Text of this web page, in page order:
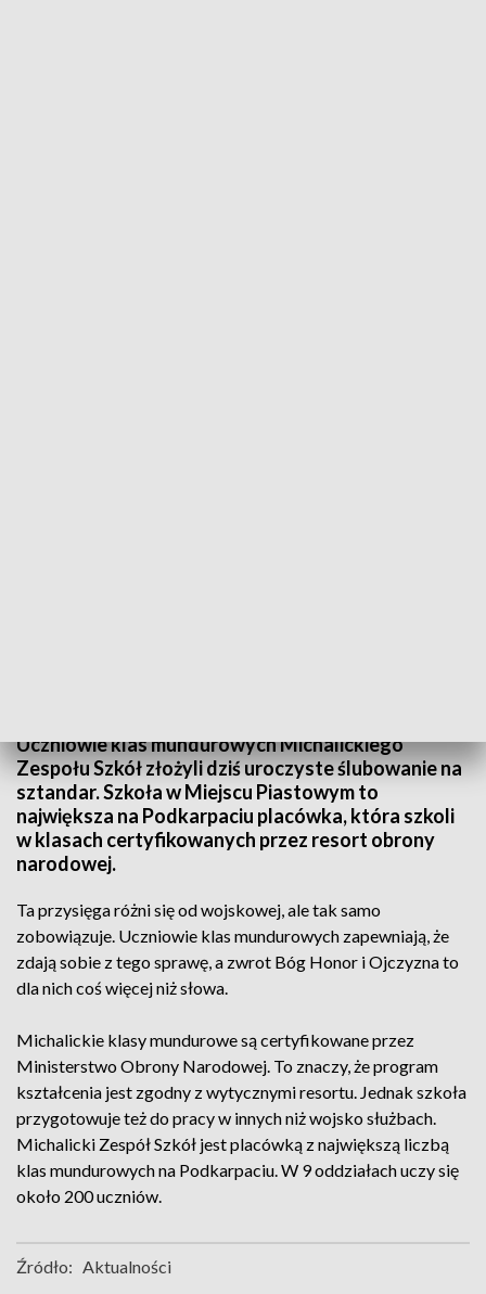
Uczniowie klas mundurowych Michalickiego
Zespołu Szkół złożyli dziś uroczyste ślubowanie na
sztandar. Szkoła w Miejscu Piastowym to
największa na Podkarpaciu placówka, która szkoli
w klasach certyfikowanych przez resort obrony
narodowej.
Ta przysięga różni się od wojskowej, ale tak samo
zobowiązuje. Uczniowie klas mundurowych zapewniają, że
zdają sobie z tego sprawę, a zwrot Bóg Honor i Ojczyzna to
dla nich coś więcej niż słowa.
Michalickie klasy mundurowe są certyfikowane przez
Ministerstwo Obrony Narodowej. To znaczy, że program
kształcenia jest zgodny z wytycznymi resortu. Jednak szkoła
przygotowuje też do pracy w innych niż wojsko służbach.
Michalicki Zespół Szkół jest placówką z największą liczbą
klas mundurowych na Podkarpaciu. W 9 oddziałach uczy się
około 200 uczniów.
Źródło: Aktualności